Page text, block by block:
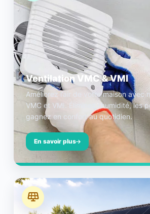
Ventilation VMC & VMI
Améliorez l’air de votre maison avec
VMC et VMI. Éliminez l’humidité, les
gagnez en confort au quotidien.
En savoir plus